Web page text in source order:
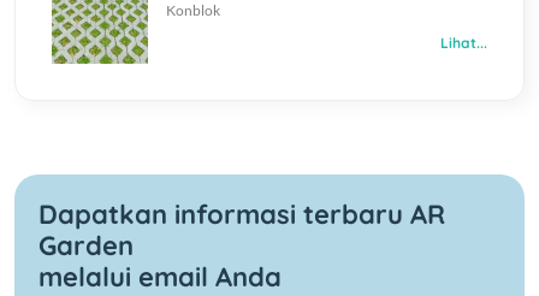
Konblok
Lihat...
Dapatkan informasi terbaru AR
Garden
melalui email Anda